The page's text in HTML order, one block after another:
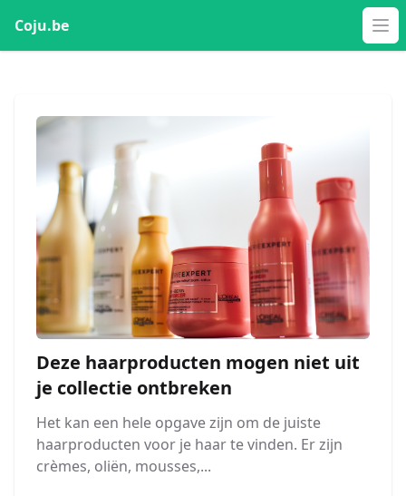
Coju.be
Deze haarproducten mogen niet uit
je collectie ontbreken
Het kan een hele opgave zijn om de juiste
haarproducten voor je haar te vinden. Er zijn
crèmes, oliën, mousses,...